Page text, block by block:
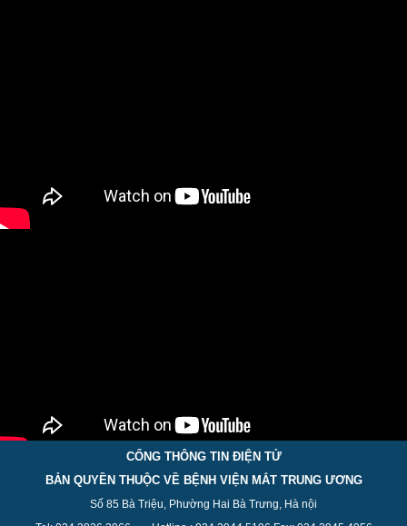
CỔNG THÔNG TIN ĐIỆN TỬ
BẢN QUYỀN THUỘC VỀ BỆNH VIỆN MẮT TRUNG ƯƠNG
Số 85 Bà Triệu, Phường Hai Bà Trưng, Hà nội